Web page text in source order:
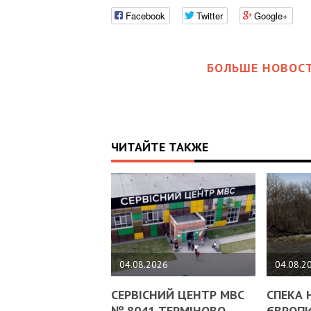
Facebook Twitter Google+
БОЛЬШЕ
ЧИТАЙТЕ ТАКЖЕ
04.08.2026
СЕРВІСНИЙ ЦЕНТР МВС
СПЕКА